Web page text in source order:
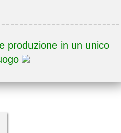
produzione in un unico